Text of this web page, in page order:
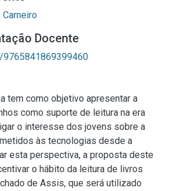
Carneiro
Docente
tem como objetivo apresentar a
como suporte de leitura na era
o interesse dos jovens sobre a
às tecnologias desde a
esta perspectiva, a proposta deste
o hábito da leitura de livros
de Assis, que será utilizado